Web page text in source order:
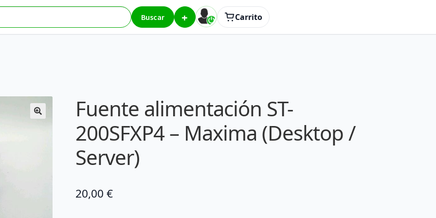
Buscar + Carrito
– Maxima (Desktop / Server)
Fuente alimentación ST-
200SFXP4 – Maxima (Desktop /
Server)
20,00 €